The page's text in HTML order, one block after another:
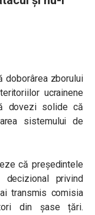
doborârea zborului
ucrainene
dovezi solide că
sistemului de
că președintele
privind
transmis comisia
din șase țări.